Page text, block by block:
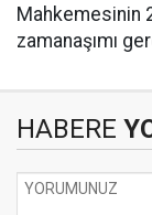
Mahkemesinin
zamanaşımı
HABERE